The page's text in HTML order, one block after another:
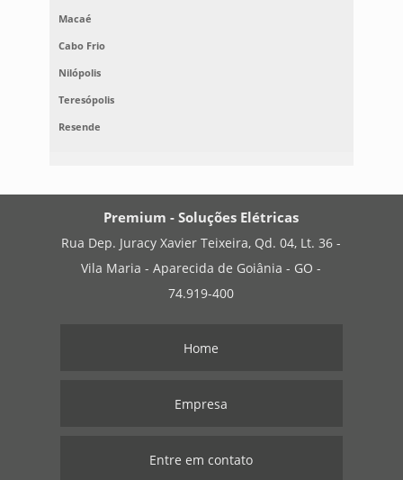
Macaé
Cabo Frio
Nilópolis
Teresópolis
Resende
Premium - Soluções Elétricas
Rua Dep. Juracy Xavier Teixeira, Qd. 04, Lt. 36 -
Vila Maria - Aparecida de Goiânia - GO -
74.919-400
Home
Empresa
Entre em contato